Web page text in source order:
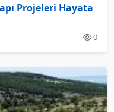
Projeleri Hayata
0